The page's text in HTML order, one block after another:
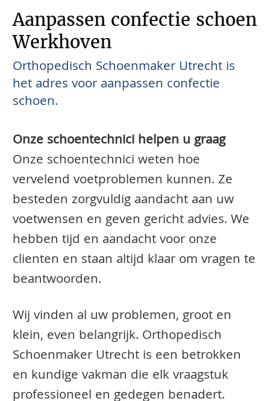
Aanpassen confectie schoen
Werkhoven
Orthopedisch Schoenmaker Utrecht is
het adres voor aanpassen confectie
schoen.
Onze schoentechnici helpen u graag
Onze schoentechnici weten hoe
vervelend voetproblemen kunnen. Ze
besteden zorgvuldig aandacht aan uw
voetwensen en geven gericht advies. We
hebben tijd en aandacht voor onze
clienten en staan altijd klaar om vragen te
beantwoorden.
Wij vinden al uw problemen, groot en
klein, even belangrijk. Orthopedisch
Schoenmaker Utrecht is een betrokken
en kundige vakman die elk vraagstuk
professioneel en gedegen benadert.